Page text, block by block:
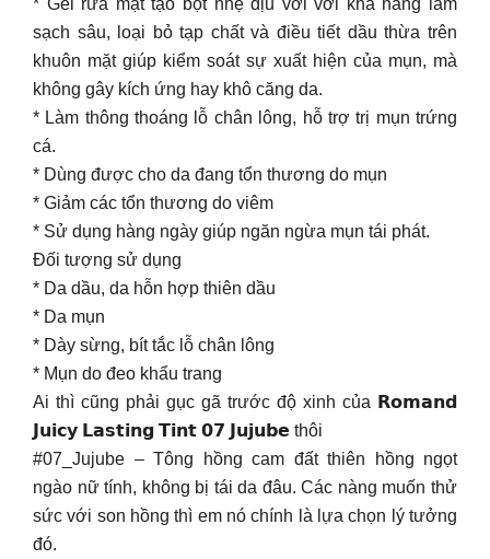
sạch sâu, loại bỏ tạp chất và điều tiết dầu thừa trên
khuôn mặt giúp kiểm soát sự xuất hiện của mụn, mà
không gây kích ứng hay khô căng da.
* Làm thông thoáng lỗ chân lông, hỗ trợ trị mụn trứng
cá.
* Dùng được cho da đang tổn thương do mụn
* Giảm các tổn thương do viêm
* Sử dụng hàng ngày giúp ngăn ngừa mụn tái phát.
Đối tượng sử dụng
* Da dầu, da hỗn hợp thiên dầu
* Da mụn
* Dày sừng, bít tắc lỗ chân lông
* Mụn do đeo khẩu trang
Ai thì cũng phải gục gã trước độ xinh của 𝗥𝗼𝗺𝗮𝗻𝗱
𝗝𝘂𝗶𝗰𝘆 𝗟𝗮𝘀𝘁𝗶𝗻𝗴 𝗧𝗶𝗻𝘁 𝟬𝟳 𝗝𝘂𝗷𝘂𝗯𝗲 thôi
#07_Jujube – Tông hồng cam đất thiên hồng ngọt
ngào nữ tính, không bị tái da đâu. Các nàng muốn thử
sức với son hồng thì em nó chính là lựa chọn lý tưởng
đó.